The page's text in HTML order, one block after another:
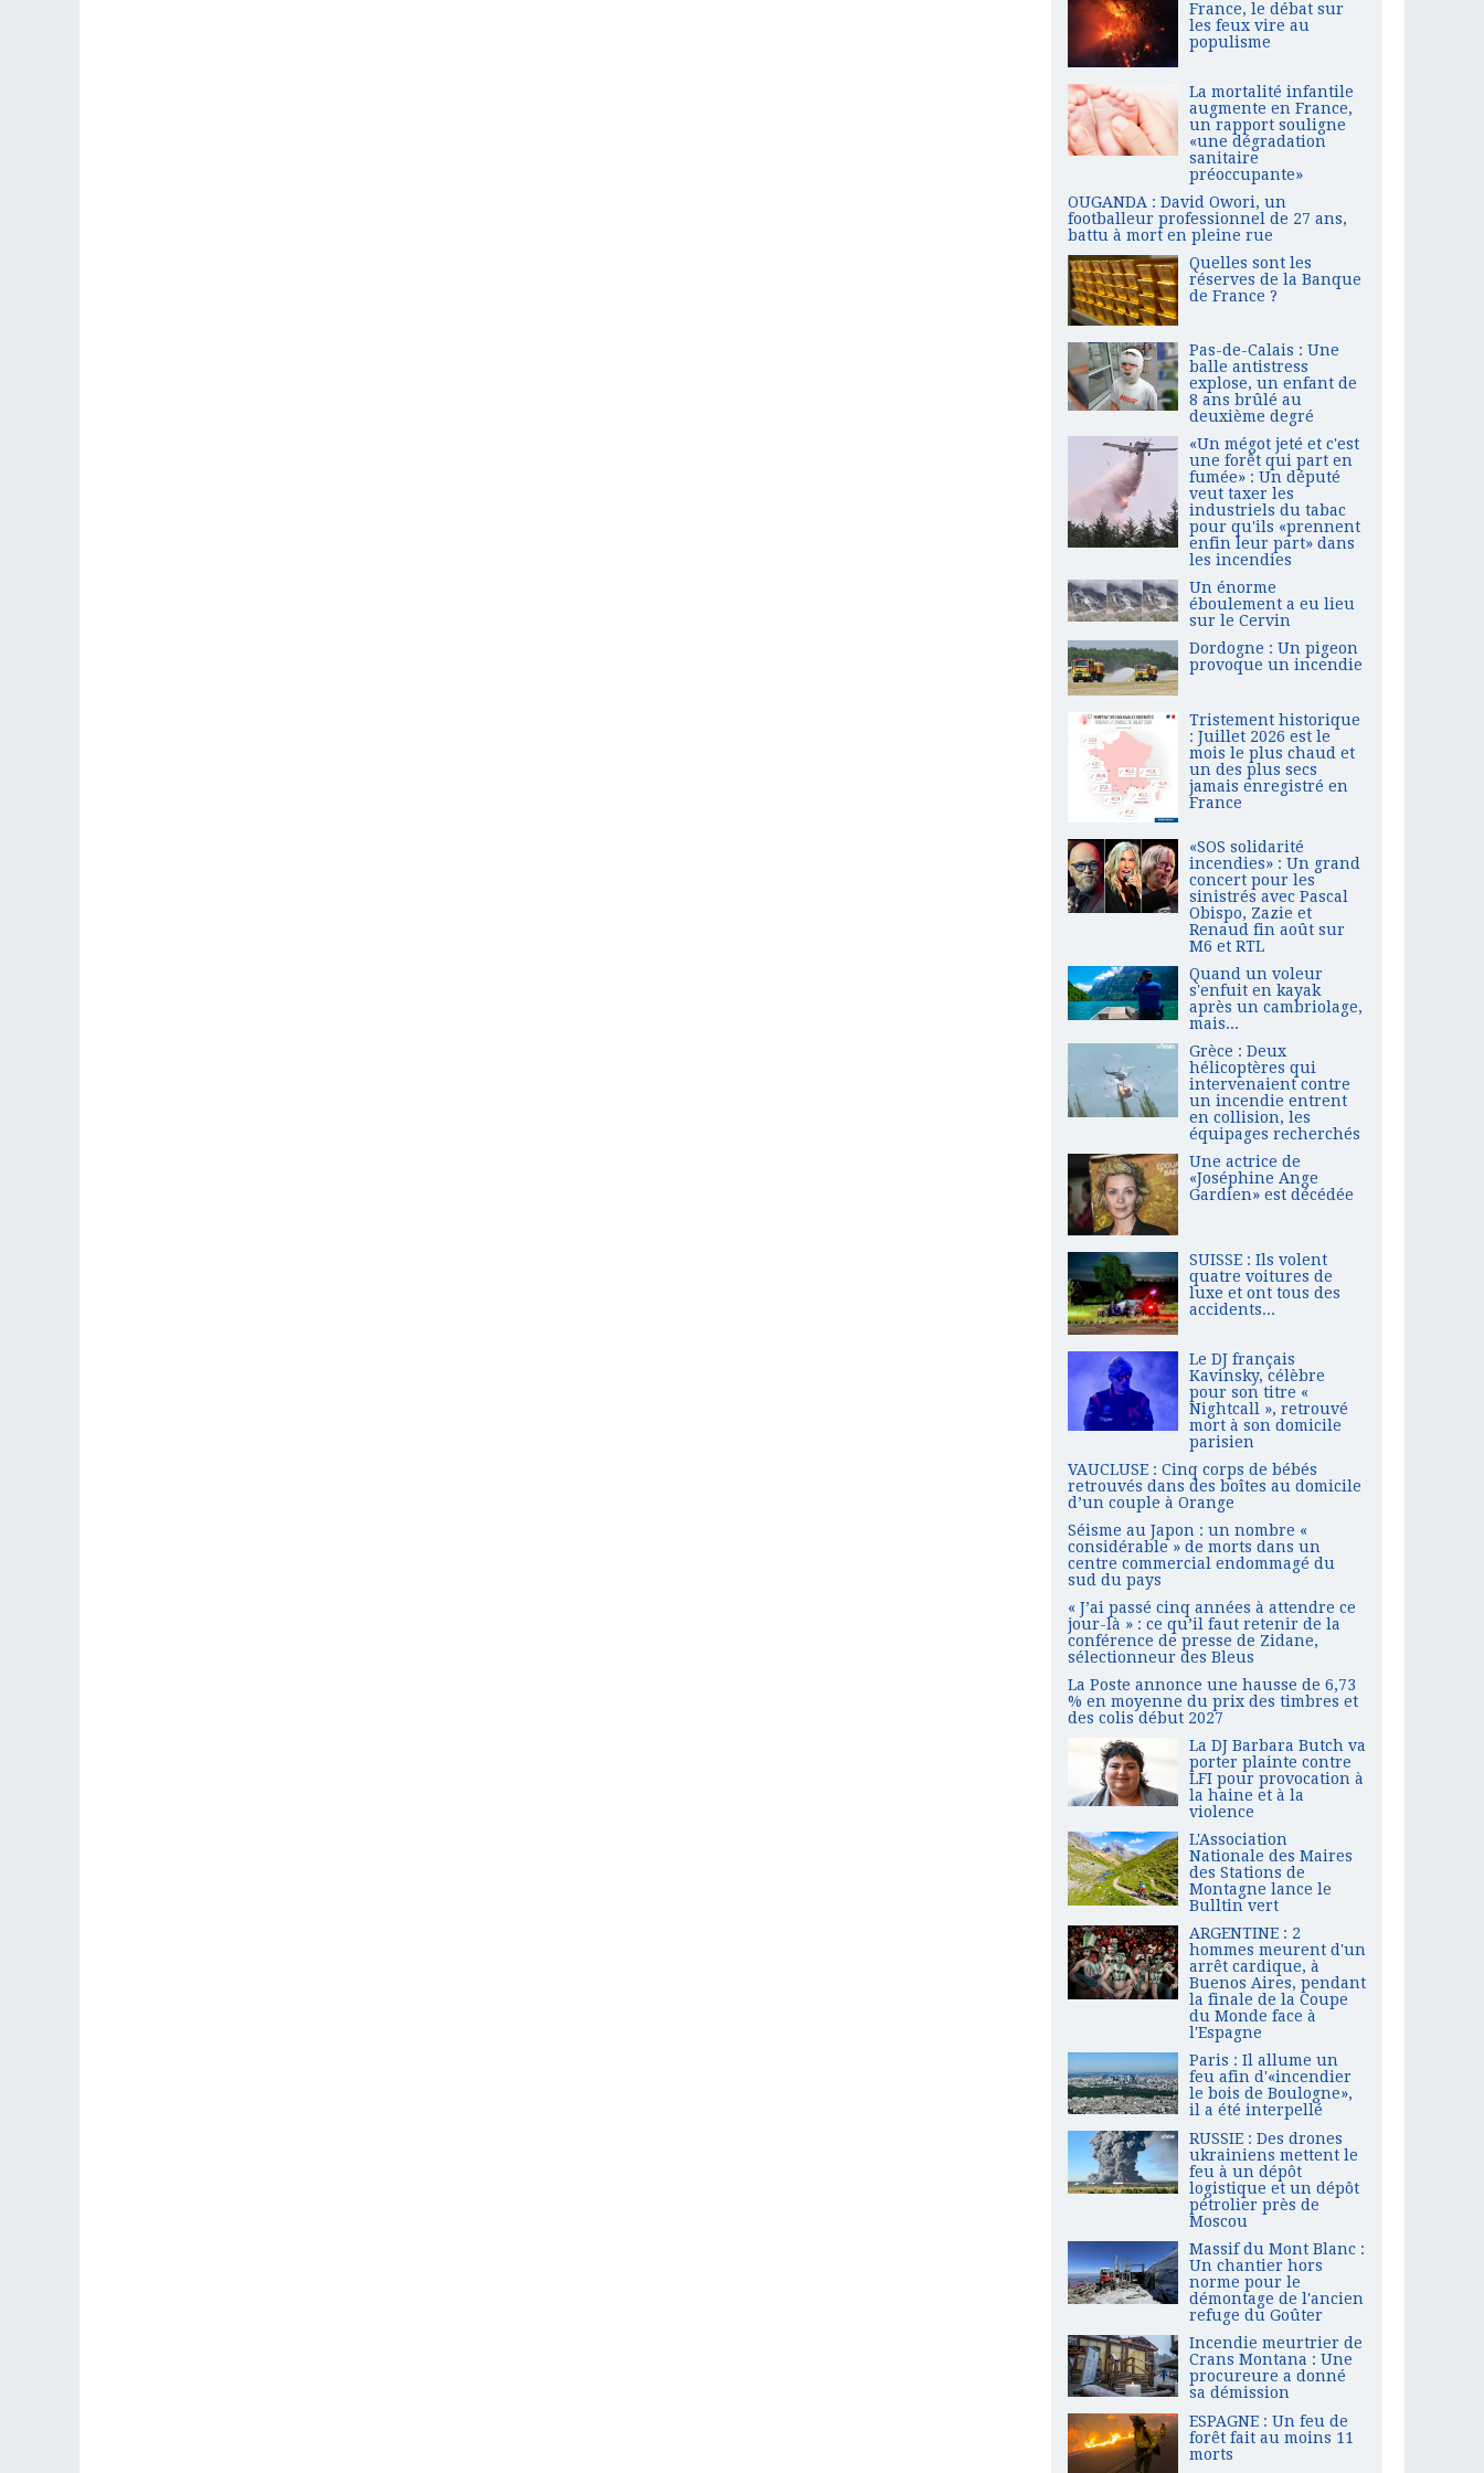
France, le débat sur
les feux vire au
populisme
La mortalité infantile
augmente en France,
un rapport souligne
«une dégradation
sanitaire
préoccupante»
OUGANDA : David Owori, un
footballeur professionnel de 27 ans,
battu à mort en pleine rue
Quelles sont les
réserves de la Banque
de France ?
Pas-de-Calais : Une
balle antistress
explose, un enfant de
8 ans brûlé au
deuxième degré
«Un mégot jeté et c'est
une forêt qui part en
fumée» : Un député
veut taxer les
industriels du tabac
pour qu'ils «prennent
enfin leur part» dans
les incendies
Un énorme
éboulement a eu lieu
sur le Cervin
Dordogne : Un pigeon
provoque un incendie
Tristement historique
: Juillet 2026 est le
mois le plus chaud et
un des plus secs
jamais enregistré en
France
«SOS solidarité
incendies» : Un grand
concert pour les
sinistrés avec Pascal
Obispo, Zazie et
Renaud fin août sur
M6 et RTL
Quand un voleur
s'enfuit en kayak
après un cambriolage,
mais...
Grèce : Deux
hélicoptères qui
intervenaient contre
un incendie entrent
en collision, les
équipages recherchés
Une actrice de
«Joséphine Ange
Gardien» est décédée
SUISSE : Ils volent
quatre voitures de
luxe et ont tous des
accidents...
Le DJ français
Kavinsky, célèbre
pour son titre «
Nightcall », retrouvé
mort à son domicile
parisien
VAUCLUSE : Cinq corps de bébés
retrouvés dans des boîtes au domicile
d’un couple à Orange
Séisme au Japon : un nombre «
considérable » de morts dans un
centre commercial endommagé du
sud du pays
« J’ai passé cinq années à attendre ce
jour-là » : ce qu’il faut retenir de la
conférence de presse de Zidane,
sélectionneur des Bleus
La Poste annonce une hausse de 6,73
% en moyenne du prix des timbres et
des colis début 2027
La DJ Barbara Butch va
porter plainte contre
LFI pour provocation à
la haine et à la
violence
L'Association
Nationale des Maires
des Stations de
Montagne lance le
Bulltin vert
ARGENTINE : 2
hommes meurent d'un
arrêt cardique, à
Buenos Aires, pendant
la finale de la Coupe
du Monde face à
l'Espagne
Paris : Il allume un
feu afin d'«incendier
le bois de Boulogne»,
il a été interpellé
RUSSIE : Des drones
ukrainiens mettent le
feu à un dépôt
logistique et un dépôt
pétrolier près de
Moscou
Massif du Mont Blanc :
Un chantier hors
norme pour le
démontage de l'ancien
refuge du Goûter
Incendie meurtrier de
Crans Montana : Une
procureure a donné
sa démission
ESPAGNE : Un feu de
forêt fait au moins 11
morts